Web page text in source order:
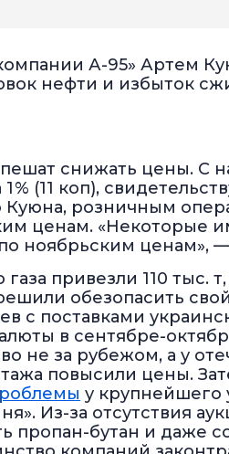
А-95» Артем
нефти и избыток
снижать цены. С
% (11 коп),
Куюна, розничным
ценам. «Некоторые
ноябрьским ценам»,
привезли 110 тыс. т,
обезопасить
с поставками
в сентябре-
не за рубежом, а у
повысили цены.
у крупнейшего
Из-за отсутствия
пропан-бутан и даже